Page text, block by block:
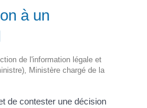
à un
de l'information légale et
Ministère chargé de la
de contester une décision